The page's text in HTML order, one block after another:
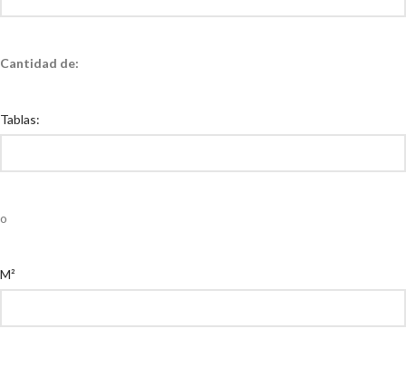
Cantidad de:
Tablas:
o
M²